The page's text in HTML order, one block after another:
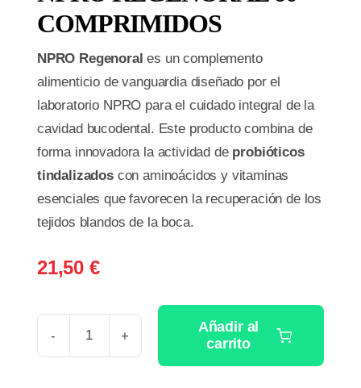
COMPRIMIDOS
NPRO Regenoral es un complemento
alimenticio de vanguardia diseñado por el
laboratorio NPRO para el cuidado integral de la
cavidad bucodental. Este producto combina de
forma innovadora la actividad de probióticos
tindalizadoscon aminoácidos y vitaminas
esenciales que favorecen la recuperación de los
tejidos blandos de la boca.
21,50 €
REGENORAL
Añadir al
carrito